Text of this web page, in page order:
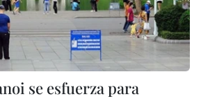
se esfuerza para